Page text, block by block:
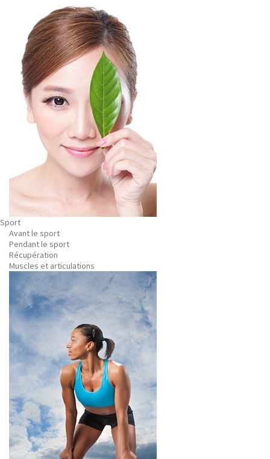
Sport
Avant le sport
Pendant le sport
Récupération
Muscles et articulations